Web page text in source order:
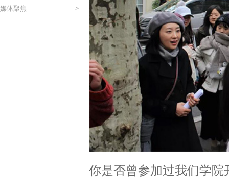
媒体聚焦
>
你是否曾参加过我们学